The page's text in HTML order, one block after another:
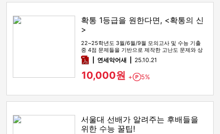
확통 1등급을 원한다면, <확통의 신
>
22~25학년도 3월/6월/9월 모의고사 및 수능 기출
중 4점 문제들을 기반으로 제작한 고난도 문제와 상
세한 해설
pdf연세악어새 25.10.21
10,000원 + Point
5%
서울대 선배가 알려주는 후배들을
위한 수능 꿀팁!